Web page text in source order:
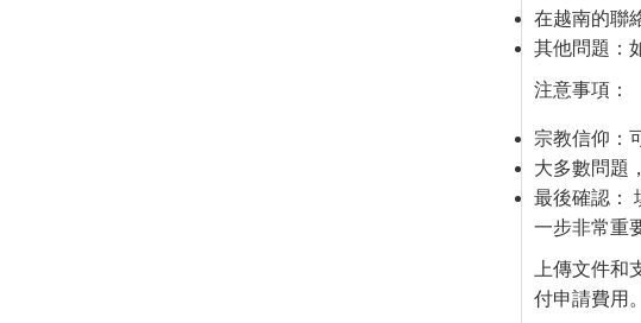
在越南的聯
其他問題：
注意事項：
宗教信仰：
大多數問題
最後確認：
一步非常重
上傳文件
付申請費用。